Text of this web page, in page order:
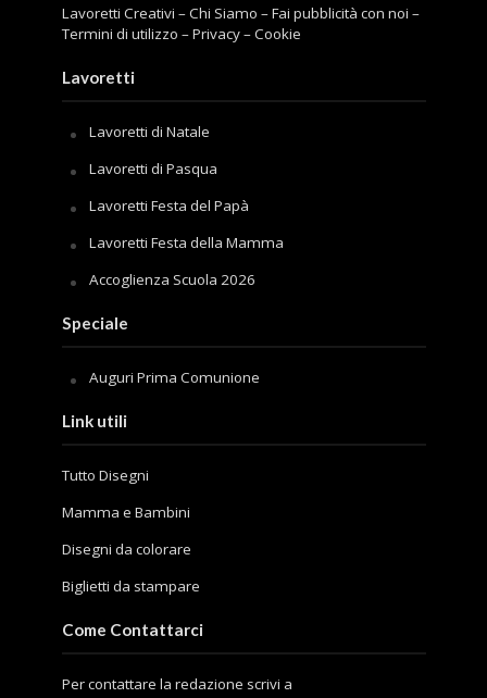
Lavoretti Creativi –Chi Siamo –Fai pubblicità con noi –
Termini di utilizzo –Privacy–Cookie
Lavoretti
Lavoretti di Natale
Lavoretti di Pasqua
Lavoretti Festa del Papà
Lavoretti Festa della Mamma
Accoglienza Scuola 2026
Speciale
Auguri Prima Comunione
Link utili
Tutto Disegni
Mamma e Bambini
Disegni da colorare
Biglietti da stampare
Come Contattarci
Per contattare la redazione scrivi a